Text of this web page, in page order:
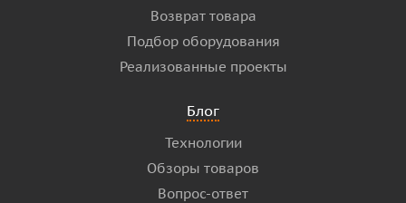
Возврат товара
Подбор оборудования
Реализованные проекты
Блог
Технологии
Обзоры товаров
Вопрос-ответ